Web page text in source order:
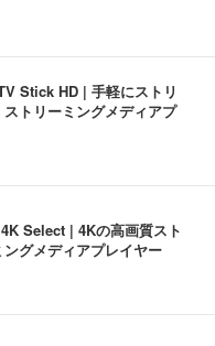
Stick HD | 手軽にストリ
トリーミングメディアプ
Select | 4Kの高画質スト
グメディアプレイヤー